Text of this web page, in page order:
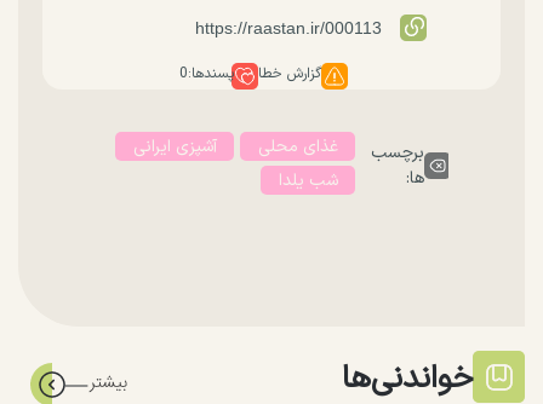
گزارش خطا پسندها:0
برچسب
ها:
غذای محلی
آشپزی ایرانی
شب یلدا
خواندنی‌ها